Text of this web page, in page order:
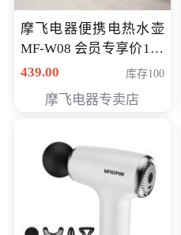
摩飞电器便携电热水壶
MF-W08 会员专享价198
元
439.00 库存100
摩飞电器专卖店